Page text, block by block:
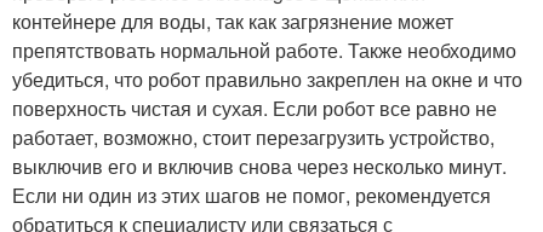
контейнере для воды, так как загрязнение может
препятствовать нормальной работе. Также необходимо
убедиться, что робот правильно закреплен на окне и что
поверхность чистая и сухая. Если робот все равно не
работает, возможно, стоит перезагрузить устройство,
выключив его и включив снова через несколько минут.
Если ни один из этих шагов не помог, рекомендуется
обратиться к специалисту или связаться с